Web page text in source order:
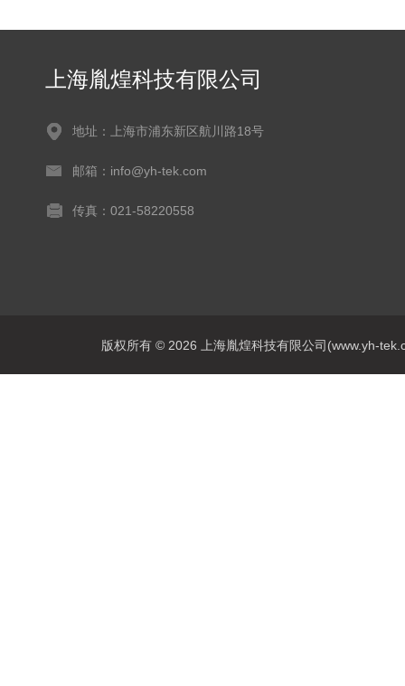
上海胤煌科技有限公司
地址：上海市浦东新区航川路18号
邮箱：info@yh-tek.com
传真：021-58220558
版权所有 © 2026 上海胤煌科技有限公司(www.yh-